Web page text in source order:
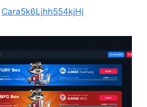
Cara5k6Ljhh554kjHj